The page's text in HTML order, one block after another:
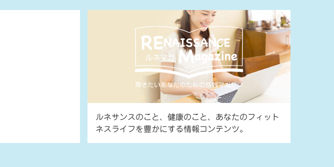
ルネサンスのこと、健康のこと、あなたのフィット
ネスライフを豊かにする情報コンテンツ。